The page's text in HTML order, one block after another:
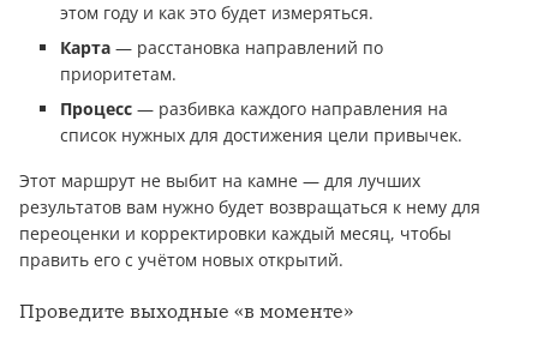
этом году и как это будет измеряться.
Карта — расстановка направлений по
приоритетам.
Процесс — разбивка каждого направления на
список нужных для достижения цели привычек.
Этот маршрут не выбит на камне — для лучших
результатов вам нужно будет возвращаться к нему для
переоценки и корректировки каждый месяц, чтобы
править его с учётом новых открытий.
Проведите выходные «в моменте»